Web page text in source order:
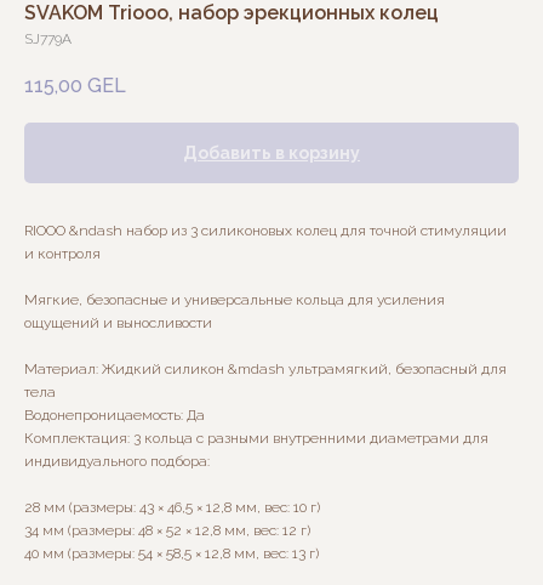
SVAKOM Triooo, набор эрекционных колец
SJ779A
115,00 GEL
Добавить в корзину
RIOOO &ndash набор из 3 силиконовых колец для точной стимуляции
и контроля
Мягкие, безопасные и универсальные кольца для усиления
ощущений и выносливости
Материал: Жидкий силикон &mdash ультрамягкий, безопасный для
тела
Водонепроницаемость: Да
Комплектация: 3 кольца с разными внутренними диаметрами для
индивидуального подбора:
28 мм (размеры: 43 × 46,5 × 12,8 мм, вес: 10 г)
34 мм (размеры: 48 × 52 × 12,8 мм, вес: 12 г)
40 мм (размеры: 54 × 58,5 × 12,8 мм, вес: 13 г)